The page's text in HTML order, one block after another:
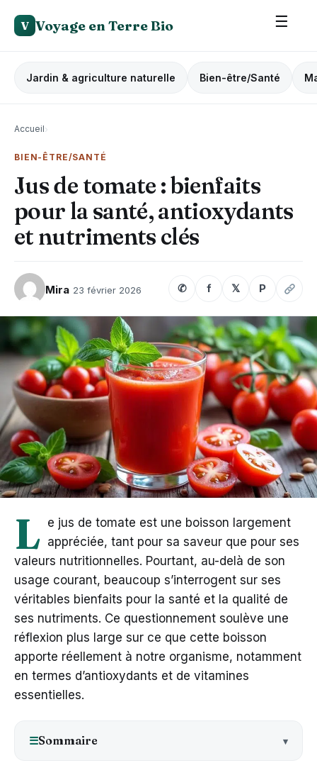
V Voyage en Terre Bio ☰
Jardin & agriculture naturelle Bien-être/Santé
Accueil›
BIEN-ÊTRE/SANTÉ
Jus de tomate : bienfaits
pour la santé, antioxydants
et nutriments clés
Mira 23 février 2026 ✆ f 𝕏 P
L e jus de tomate est une boisson largement
appréciée, tant pour sa saveur que pour ses
valeurs nutritionnelles. Pourtant, au-delà de son
usage courant, beaucoup s’interrogent sur ses
véritables bienfaits pour la santé et la qualité de
ses nutriments. Ce questionnement soulève une
réflexion plus large sur ce que cette boisson
apporte réellement à notre organisme, notamment
en termes d’antioxydants et de vitamines
essentielles.
☰Sommaire